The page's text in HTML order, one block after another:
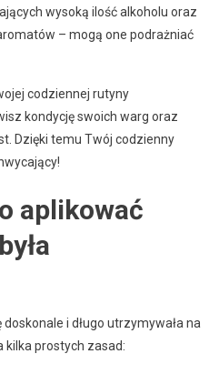
wysoką ilość alkoholu oraz
– mogą one podrażniać
codziennej rutyny
kondycję swoich warg oraz
Dzięki temu Twój codzienny
aplikować
i długo utrzymywała na
kilka prostych zasad: